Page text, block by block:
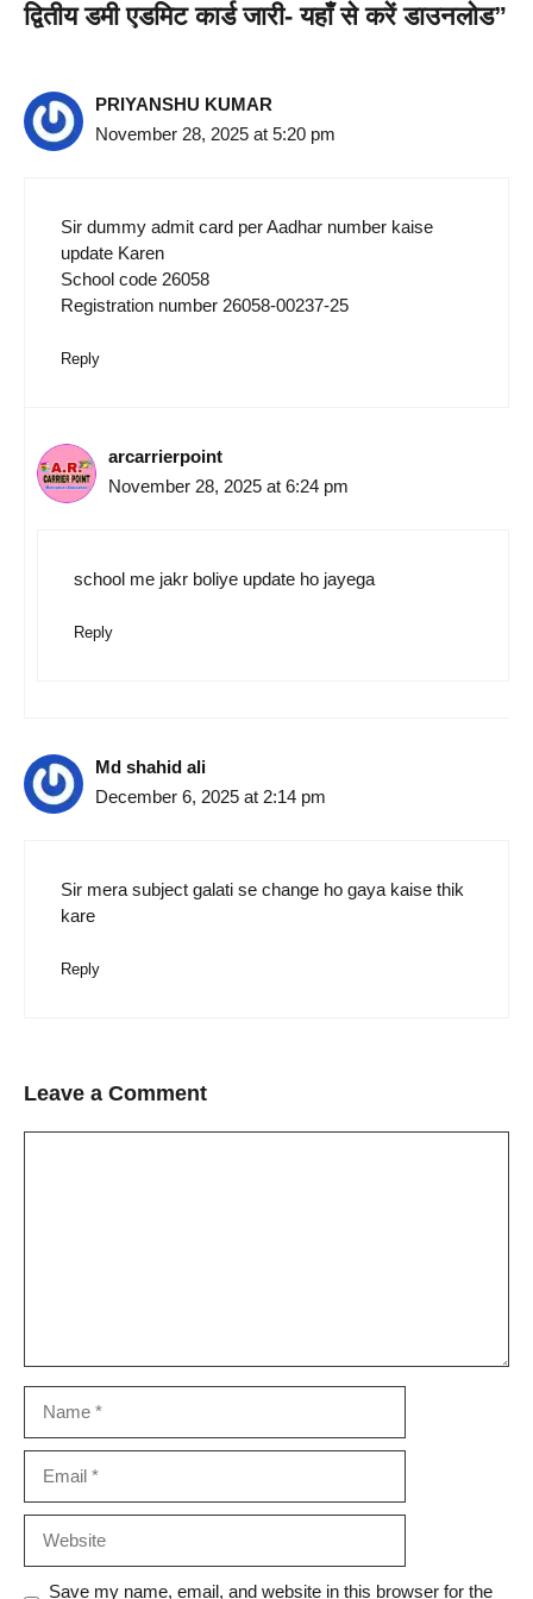
द्वितीय डमी एडमिट कार्ड जारी- यहाँ से करें डाउनलोड”
PRIYANSHU KUMAR
November 28, 2025 at 5:20 pm
Sir dummy admit card per Aadhar number kaise
update Karen
School code 26058
Registration number 26058-00237-25
Reply
arcarrierpoint
November 28, 2025 at 6:24 pm
school me jakr boliye update ho jayega
Reply
Md shahid ali
December 6, 2025 at 2:14 pm
Sir mera subject galati se change ho gaya kaise thik
kare
Reply
Leave a Comment
Save my name, email, and website in this browser for the